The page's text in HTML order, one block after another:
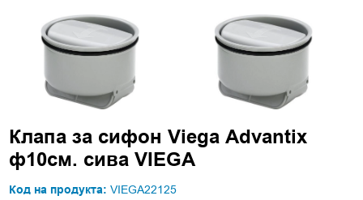
Клапа за сифон Viega Advantix
ф10см. сива VIEGA
Код на продукта: VIEGA22125